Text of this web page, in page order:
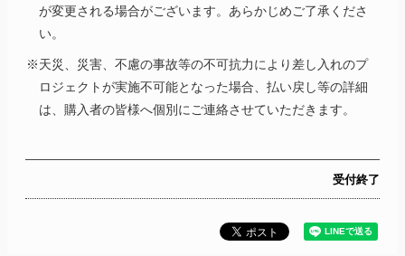
が変更される場合がございます。あらかじめご了承くださ
い。
※天災、災害、不慮の事故等の不可抗力により差し入れのプ
ロジェクトが実施不可能となった場合、払い戻し等の詳細
は、購入者の皆様へ個別にご連絡させていただきます。
受付終了